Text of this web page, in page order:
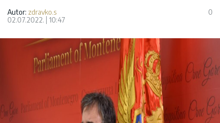
Autor: zdravko.s
02.07.2022.
10:47
0